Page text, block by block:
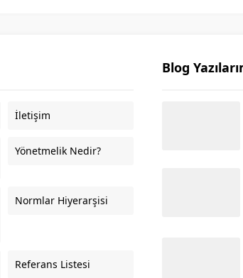
İletişim
Yönetmelik Nedir?
Normlar Hiyerarşisi
Referans Listesi
Blog